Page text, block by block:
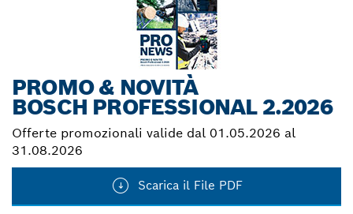
PROMO & NOVITÀ
BOSCH PROFESSIONAL 2.2026
Offerte promozionali valide dal 01.05.2026 al
31.08.2026
Scarica il File PDF